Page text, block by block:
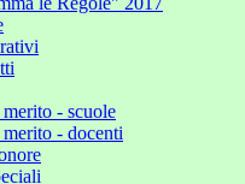
- scuole
- docenti